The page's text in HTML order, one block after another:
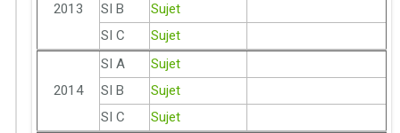
2013
SI B
Sujet
SI C
Sujet
2014
SI A
Sujet
SI B
Sujet
SI C
Sujet